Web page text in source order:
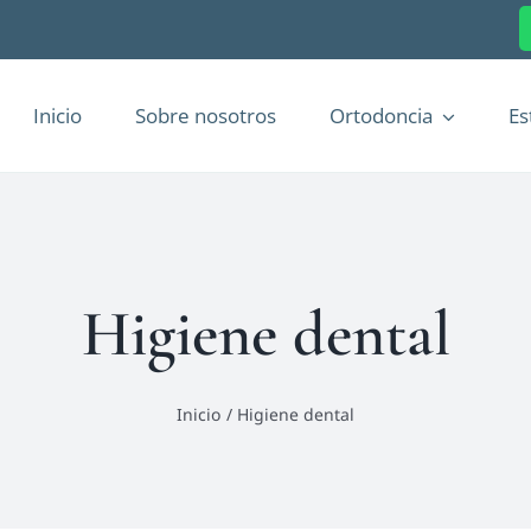
Inicio Sobre nosotros Ortodoncia
Higiene dental
Inicio Higiene dental